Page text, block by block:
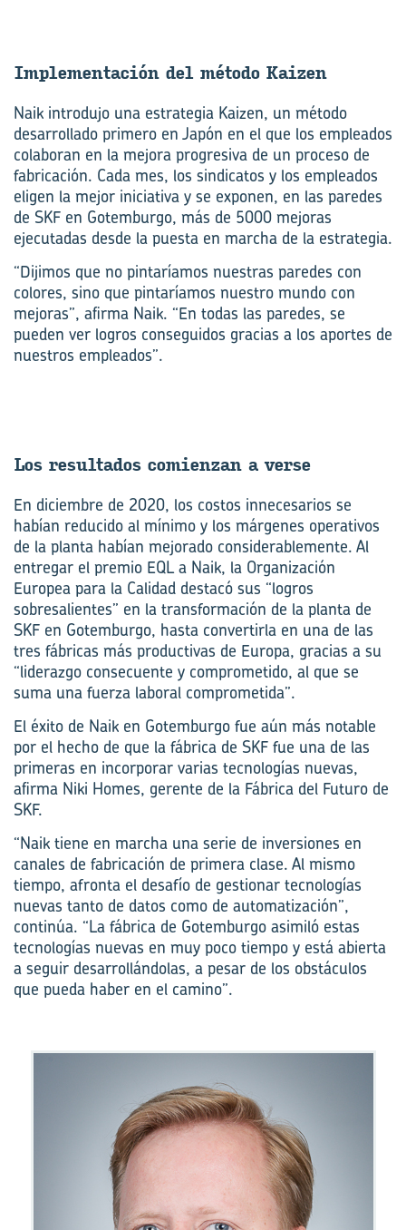
Im­ple­men­ta­ción del mé­to­do Kai­zen
Naik introdujo una estrategia Kaizen, un método
desarrollado primero en Japón en el que los empleados
colaboran en la mejora progresiva de un proceso de
fabricación. Cada mes, los sindicatos y los empleados
eligen la mejor iniciativa y se exponen, en las paredes
de SKF en Gotemburgo, más de 5000 mejoras
ejecutadas desde la puesta en marcha de la estrategia.
“Dijimos que no pintaríamos nuestras paredes con
colores, sino que pintaríamos nuestro mundo con
mejoras”, afirma Naik. “En todas las paredes, se
pueden ver logros conseguidos gracias a los aportes de
nuestros empleados”.
Los re­sul­ta­dos co­mien­zan a verse
En diciembre de 2020, los costos innecesarios se
habían reducido al mínimo y los márgenes operativos
de la planta habían mejorado considerablemente. Al
entregar el premio EQL a Naik, la Organización
Europea para la Calidad destacó sus “logros
sobresalientes” en la transformación de la planta de
SKF en Gotemburgo, hasta convertirla en una de las
tres fábricas más productivas de Europa, gracias a su
“liderazgo consecuente y comprometido, al que se
suma una fuerza laboral comprometida”.
El éxito de Naik en Gotemburgo fue aún más notable
por el hecho de que la fábrica de SKF fue una de las
primeras en incorporar varias tecnologías nuevas,
afirma Niki Homes, gerente de la Fábrica del Futuro de
SKF.
“Naik tiene en marcha una serie de inversiones en
canales de fabricación de primera clase. Al mismo
tiempo, afronta el desafío de gestionar tecnologías
nuevas tanto de datos como de automatización”,
continúa. “La fábrica de Gotemburgo asimiló estas
tecnologías nuevas en muy poco tiempo y está abierta
a seguir desarrollándolas, a pesar de los obstáculos
que pueda haber en el camino”.